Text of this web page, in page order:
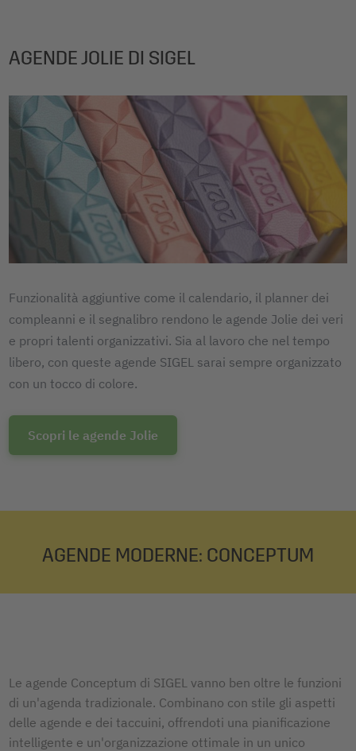
AGENDE JOLIE DI SIGEL
Funzionalità aggiuntive come il calendario, il planner dei
compleanni e il segnalibro rendono le agende Jolie dei veri
e propri talenti organizzativi. Sia al lavoro che nel tempo
libero, con queste agende SIGEL sarai sempre organizzato
con un tocco di colore.
Scopri le agende Jolie
AGENDE MODERNE: CONCEPTUM
Le agende Conceptum di SIGEL vanno ben oltre le funzioni
di un'agenda tradizionale. Combinano con stile gli aspetti
delle agende e dei taccuini, offrendoti una pianificazione
intelligente e un'organizzazione ottimale in un unico